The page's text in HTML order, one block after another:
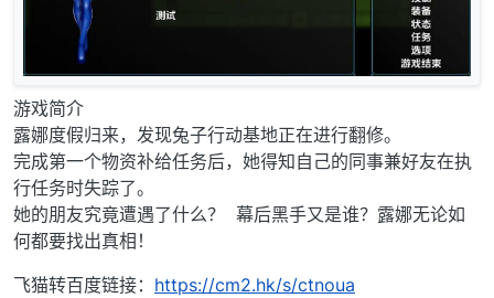
游戏简介
露娜度假归来，发现兔子行动基地正在进行翻修。
完成第一个物资补给任务后，她得知自己的同事兼好友在执
行任务时失踪了。
她的朋友究竟遭遇了什么？ 幕后黑手又是谁？露娜无论如
何都要找出真相！
飞猫转百度链接： https://cm2.hk/s/ctnoua